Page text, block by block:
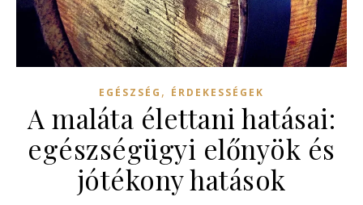
EGÉSZSÉG , ÉRDEKESSÉGEK
A maláta élettani hatásai:
egészségügyi előnyök és
jótékony hatások